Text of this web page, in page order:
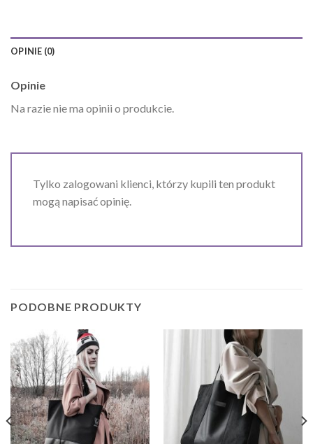
OPINIE (0)
Opinie
Na razie nie ma opinii o produkcie.
Tylko zalogowani klienci, którzy kupili ten produkt
mogą napisać opinię.
PODOBNE PRODUKTY